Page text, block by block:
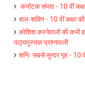
कर्नाटक संपदा - 10 वीं
बाल-शक्ति - 10 वीं कक्षा
कोशिश करनेवालों की कभी
पाठ्यपुस्तक प्रश्नावली
शनिः सबसे सुन्दर गृह - 10